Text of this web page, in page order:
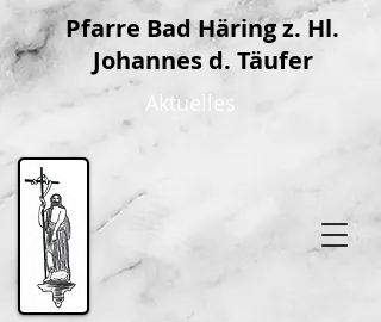
Pfarre Bad Häring z. Hl.
Johannes d. Täufer
Aktuelles